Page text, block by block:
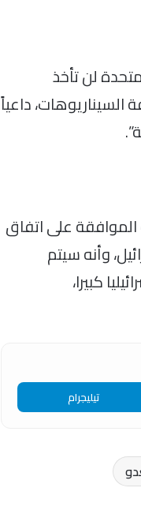
لن تأخذ
داعياً
على اتفاق
وأنه سيتم
كبيرا،
تيليجرام